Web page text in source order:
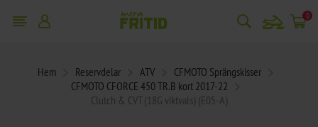
snowmobile 0
Hem Reservdelar ATV
CFMOTO Sprängskisser
CFMOTO CFORCE 450 TR.B kort 2017-22
Clutch & CVT (18G viktvals) (E05-A)